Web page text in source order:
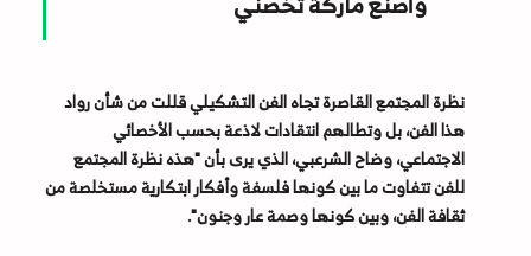
نظرة المجتمع القاصرة تجاه الفن التشكيلي قللت من شأن رواد
هذا الفن، بل وتطالهم انتقادات لاذعة بحسب الأخصائي
الاجتماعي، وضاح الشرعبي، الذي يرى بأن "هذه نظرة المجتمع
للفن تتفاوت ما بين كونها فلسفة وأفكار ابتكارية مستخلصة من
ثقافة الفن، وبين كونها وصمة عار وجنون".